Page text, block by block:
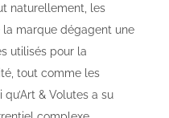
naturellement, les
marque dégagent une
utilisés pour la
tout comme les
& Volutes a su